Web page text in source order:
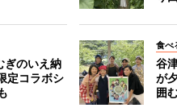
ぎのいえ納
定コラボシ
食べ
谷
が
囲